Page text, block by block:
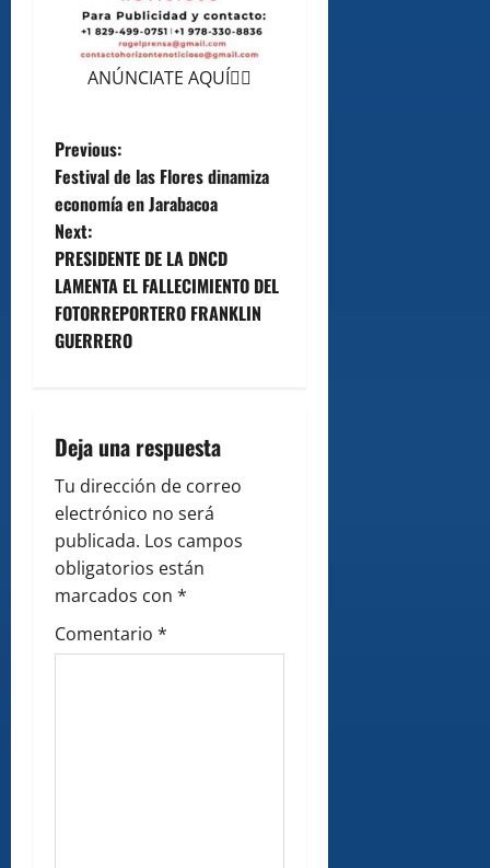
ANÚNCIATE AQUÍ👆🏻
P
o
s
t
n
v
i
g
a
t
i
Previous:
Festival de las Flores dinamiza
economía en Jarabacoa
Next:
PRESIDENTE DE LA DNCD
LAMENTA EL FALLECIMIENTO DEL
FOTORREPORTERO FRANKLIN
GUERRERO
Deja una respuesta
Tu dirección de correo
electrónico no será
publicada. Los campos
obligatorios están
marcados con *
Comentario *